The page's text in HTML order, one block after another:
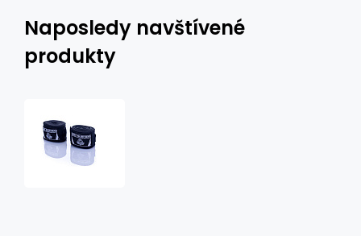
Naposledy navštívené
produkty